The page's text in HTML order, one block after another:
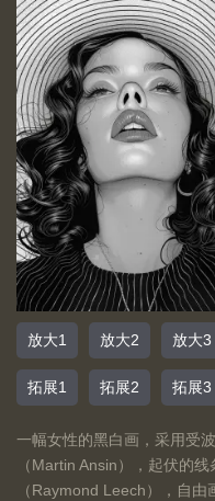
放大1 放大2 放大3
拓展1 拓展2 拓展3
一幅女性的黑白画，采用受
（Martin Ansin），起伏的
（Raymond Leech），自